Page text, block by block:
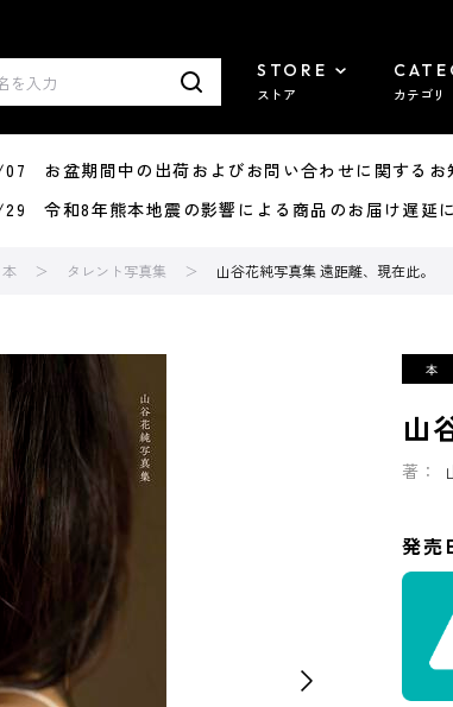
STORE
ストア カテゴリ
お盆期間中の出荷およびお問い合わせに関するお
令和8年熊本地震の影響による商品のお届け遅延
タレント写真集 山谷花純写真集 遠距離、現在此。
山
著：
発売